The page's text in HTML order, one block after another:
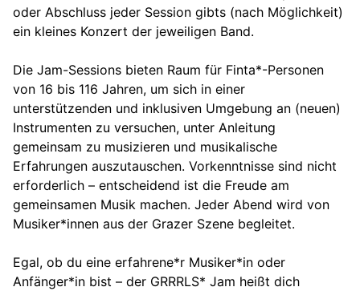
oder Abschluss jeder Session gibts (nach Möglichkeit)
ein kleines Konzert der jeweiligen Band.
Die Jam-Sessions bieten Raum für Finta*-Personen
von 16 bis 116 Jahren, um sich in einer
unterstützenden und inklusiven Umgebung an (neuen)
Instrumenten zu versuchen, unter Anleitung
gemeinsam zu musizieren und musikalische
Erfahrungen auszutauschen. Vorkenntnisse sind nicht
erforderlich – entscheidend ist die Freude am
gemeinsamen Musik machen. Jeder Abend wird von
Musiker*innen aus der Grazer Szene begleitet.
Egal, ob du eine erfahrene*r Musiker*in oder
Anfänger*in bist – der GRRRLS* Jam heißt dich